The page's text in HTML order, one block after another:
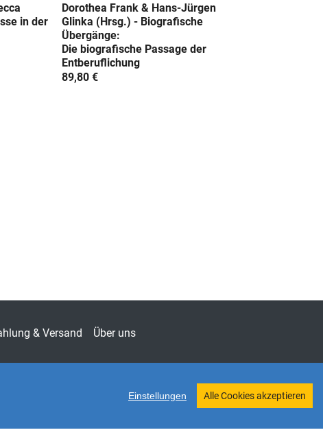
in der
Dorothea Frank & Hans-Jürgen
Glinka (Hrsg.) - Biografische
Übergänge:
Die biografische Passage der
Entberuflichung
89,80 €
& Versand Über uns
Einstellungen Alle Cookies akzeptieren